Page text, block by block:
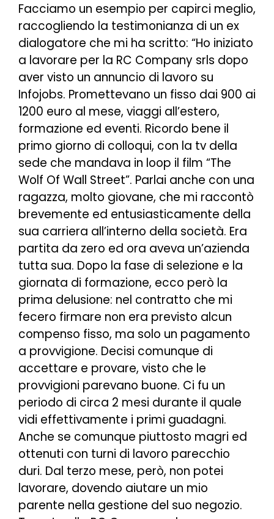
Facciamo un esempio per capirci meglio,
raccogliendo la testimonianza di un ex
dialogatore che mi ha scritto: “Ho iniziato
a lavorare per la RC Company srls dopo
aver visto un annuncio di lavoro su
Infojobs. Promettevano un fisso dai 900 ai
1200 euro al mese, viaggi all’estero,
formazione ed eventi. Ricordo bene il
primo giorno di colloqui, con la tv della
sede che mandava in loop il film “The
Wolf Of Wall Street”. Parlai anche con una
ragazza, molto giovane, che mi raccontò
brevemente ed entusiasticamente della
sua carriera all’interno della società. Era
partita da zero ed ora aveva un’azienda
tutta sua. Dopo la fase di selezione e la
giornata di formazione, ecco però la
prima delusione: nel contratto che mi
fecero firmare non era previsto alcun
compenso fisso, ma solo un pagamento
a provvigione. Decisi comunque di
accettare e provare, visto che le
provvigioni parevano buone. Ci fu un
periodo di circa 2 mesi durante il quale
vidi effettivamente i primi guadagni.
Anche se comunque piuttosto magri ed
ottenuti con turni di lavoro parecchio
duri. Dal terzo mese, però, non potei
lavorare, dovendo aiutare un mio
parente nella gestione del suo negozio.